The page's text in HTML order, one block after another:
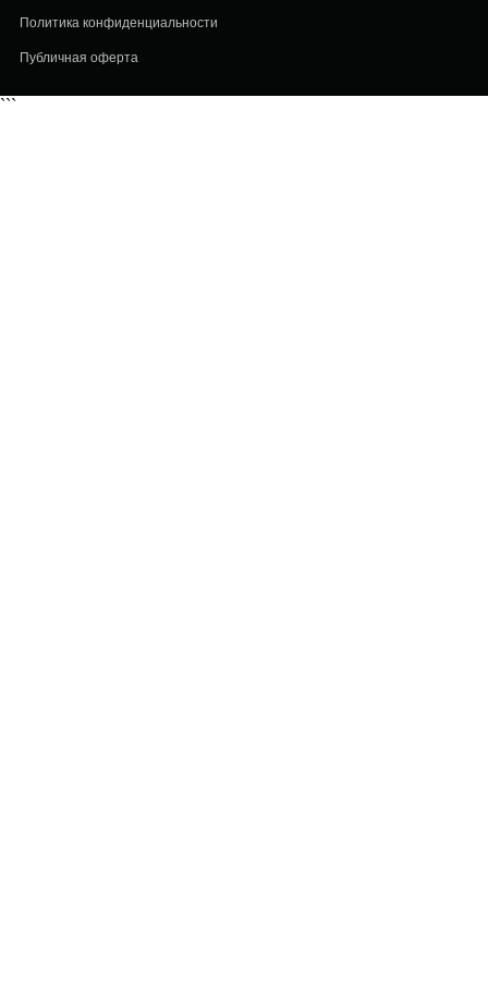
Политика конфиденциальности
Публичная оферта
```